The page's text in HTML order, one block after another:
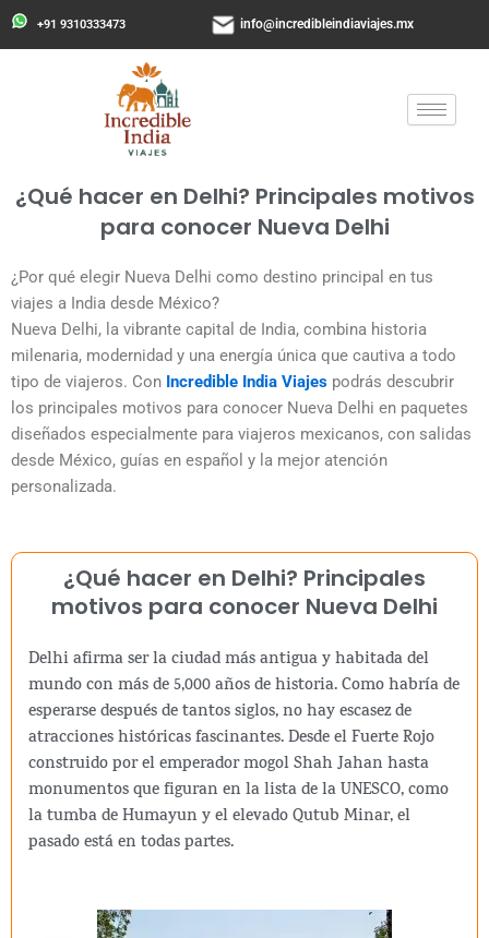
+91 9310333473 info@incredibleindiaviajes.mx
¿Qué hacer en Delhi? Principales motivos
para conocer Nueva Delhi
¿Por qué elegir Nueva Delhi como destino principal en tus
viajes a India desde México?
Nueva Delhi, la vibrante capital de India, combina historia
milenaria, modernidad y una energía única que cautiva a todo
tipo de viajeros. Con Incredible India Viajes podrás descubrir
los principales motivos para conocer Nueva Delhi en paquetes
diseñados especialmente para viajeros mexicanos, con salidas
desde México, guías en español y la mejor atención
personalizada.
¿Qué hacer en Delhi? Principales
motivos para conocer Nueva Delhi
Delhi afirma ser la ciudad más antigua y habitada del
mundo con más de 5,000 años de historia. Como habría de
esperarse después de tantos siglos, no hay escasez de
atracciones históricas fascinantes. Desde el Fuerte Rojo
construido por el emperador mogol Shah Jahan hasta
monumentos que figuran en la lista de la UNESCO, como
la tumba de Humayun y el elevado Qutub Minar, el
pasado está en todas partes.